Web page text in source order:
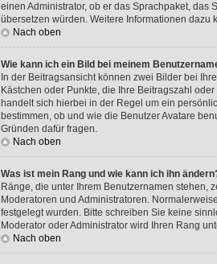
einen Administrator, ob er das Sprachpaket, das
übersetzen würden. Weitere Informationen
Nach oben
Wie kann ich ein Bild bei meinem
In der Beitragsansicht können zwei Bilder bei
Kästchen oder Punkte, die Ihre Beitragszahl
handelt sich hierbei in der Regel um ein
bestimmen, ob und wie die Benutzer Avatare
Gründen dafür fragen.
Nach oben
Was ist mein Rang und wie kann ich ihn
Ränge, die unter Ihrem Benutzernamen stehen,
Moderatoren und Administratoren.
festgelegt wurden. Bitte schreiben Sie keine
Moderator oder Administrator wird Ihren Rang
Nach oben